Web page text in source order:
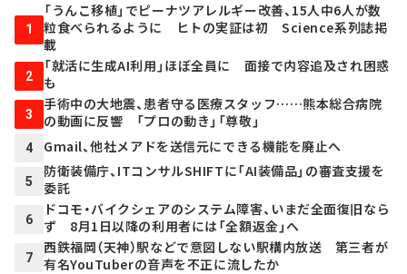
1
「うんこ移植」でピーナツアレルギー改善、15人中6人が数
粒食べられるように ヒトの実証は初 Science系列誌掲
載
2
「就活に生成AI利用」ほぼ全員に 面接で内容追及され困惑
も
3
手術中の大地震、患者守る医療スタッフ……熊本総合病院
の動画に反響 「プロの動き」「尊敬」
4 Gmail、他社メアドを送信元にできる機能を廃止へ
5
防衛装備庁、ITコンサルSHIFTに「AI装備品」の審査支援を
委託
6
ドコモ・バイクシェアのシステム障害、いまだ全面復旧なら
ず 8月1日以降の利用者には「全額返金」へ
7
西鉄福岡（天神）駅などで意図しない駅構内放送 第三者が
有名YouTuberの音声を不正に流したか